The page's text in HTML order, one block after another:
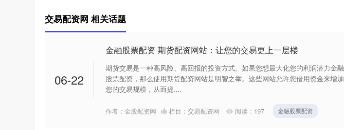
交易配资网 相关话题
06-22
金融股票配资 期货配资网站：让您的交易更上一层楼
期货交易是一种高风险、高回报的投资方式。如果您想最大化您的利润潜力金融
股票配资，那么使用期货配资网站是明智之举。这些网站允许您借用资金来增加
您的交易规模，从而提....
作者：金股配资网 栏目： 交易配资网 阅读： 197 金融股票配资